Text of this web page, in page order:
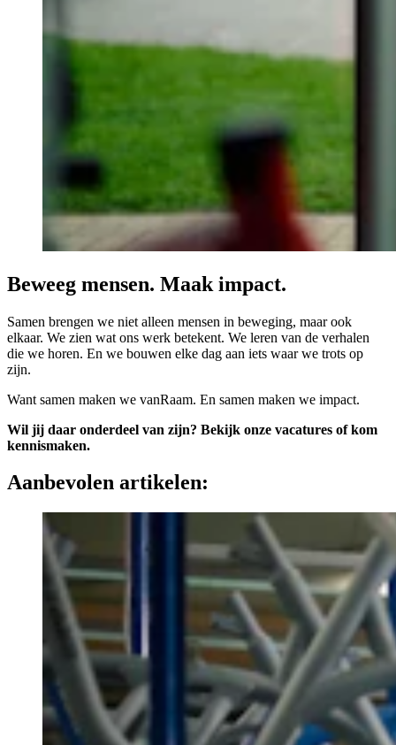
Beweeg mensen. Maak impact.
Samen brengen we niet alleen mensen in beweging, maar ook
elkaar. We zien wat ons werk betekent. We leren van de verhalen
die we horen. En we bouwen elke dag aan iets waar we trots op
zijn.
Want samen maken we vanRaam. En samen maken we impact.
Wil jij daar onderdeel van zijn? Bekijk onze vacatures of kom
kennismaken.
Aanbevolen artikelen: